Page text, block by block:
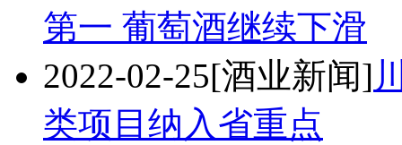
第一 葡萄酒继续下滑
2022-02-25[酒业新闻]
类项目纳入省重点